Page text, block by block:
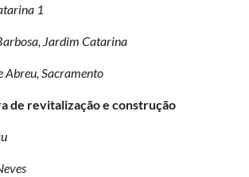
1
Jardim Catarina
Abreu, Sacramento
de revitalização e construção